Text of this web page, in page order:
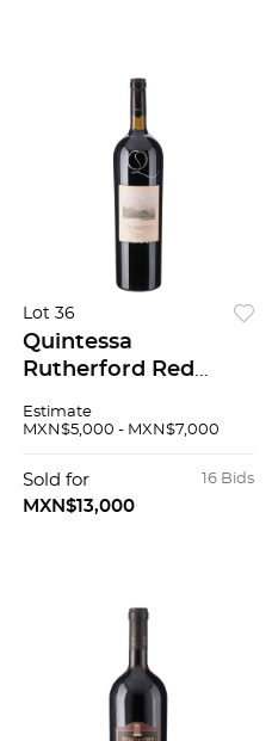
Lot 36
Quintessa
Rutherford Red
Cosecha: 2003
Valley, Estados
Unidos Nivel: en el
Estimate
MXN$5,000 - MXN$7,000
16 Bids
Sold for
MXN$13,000